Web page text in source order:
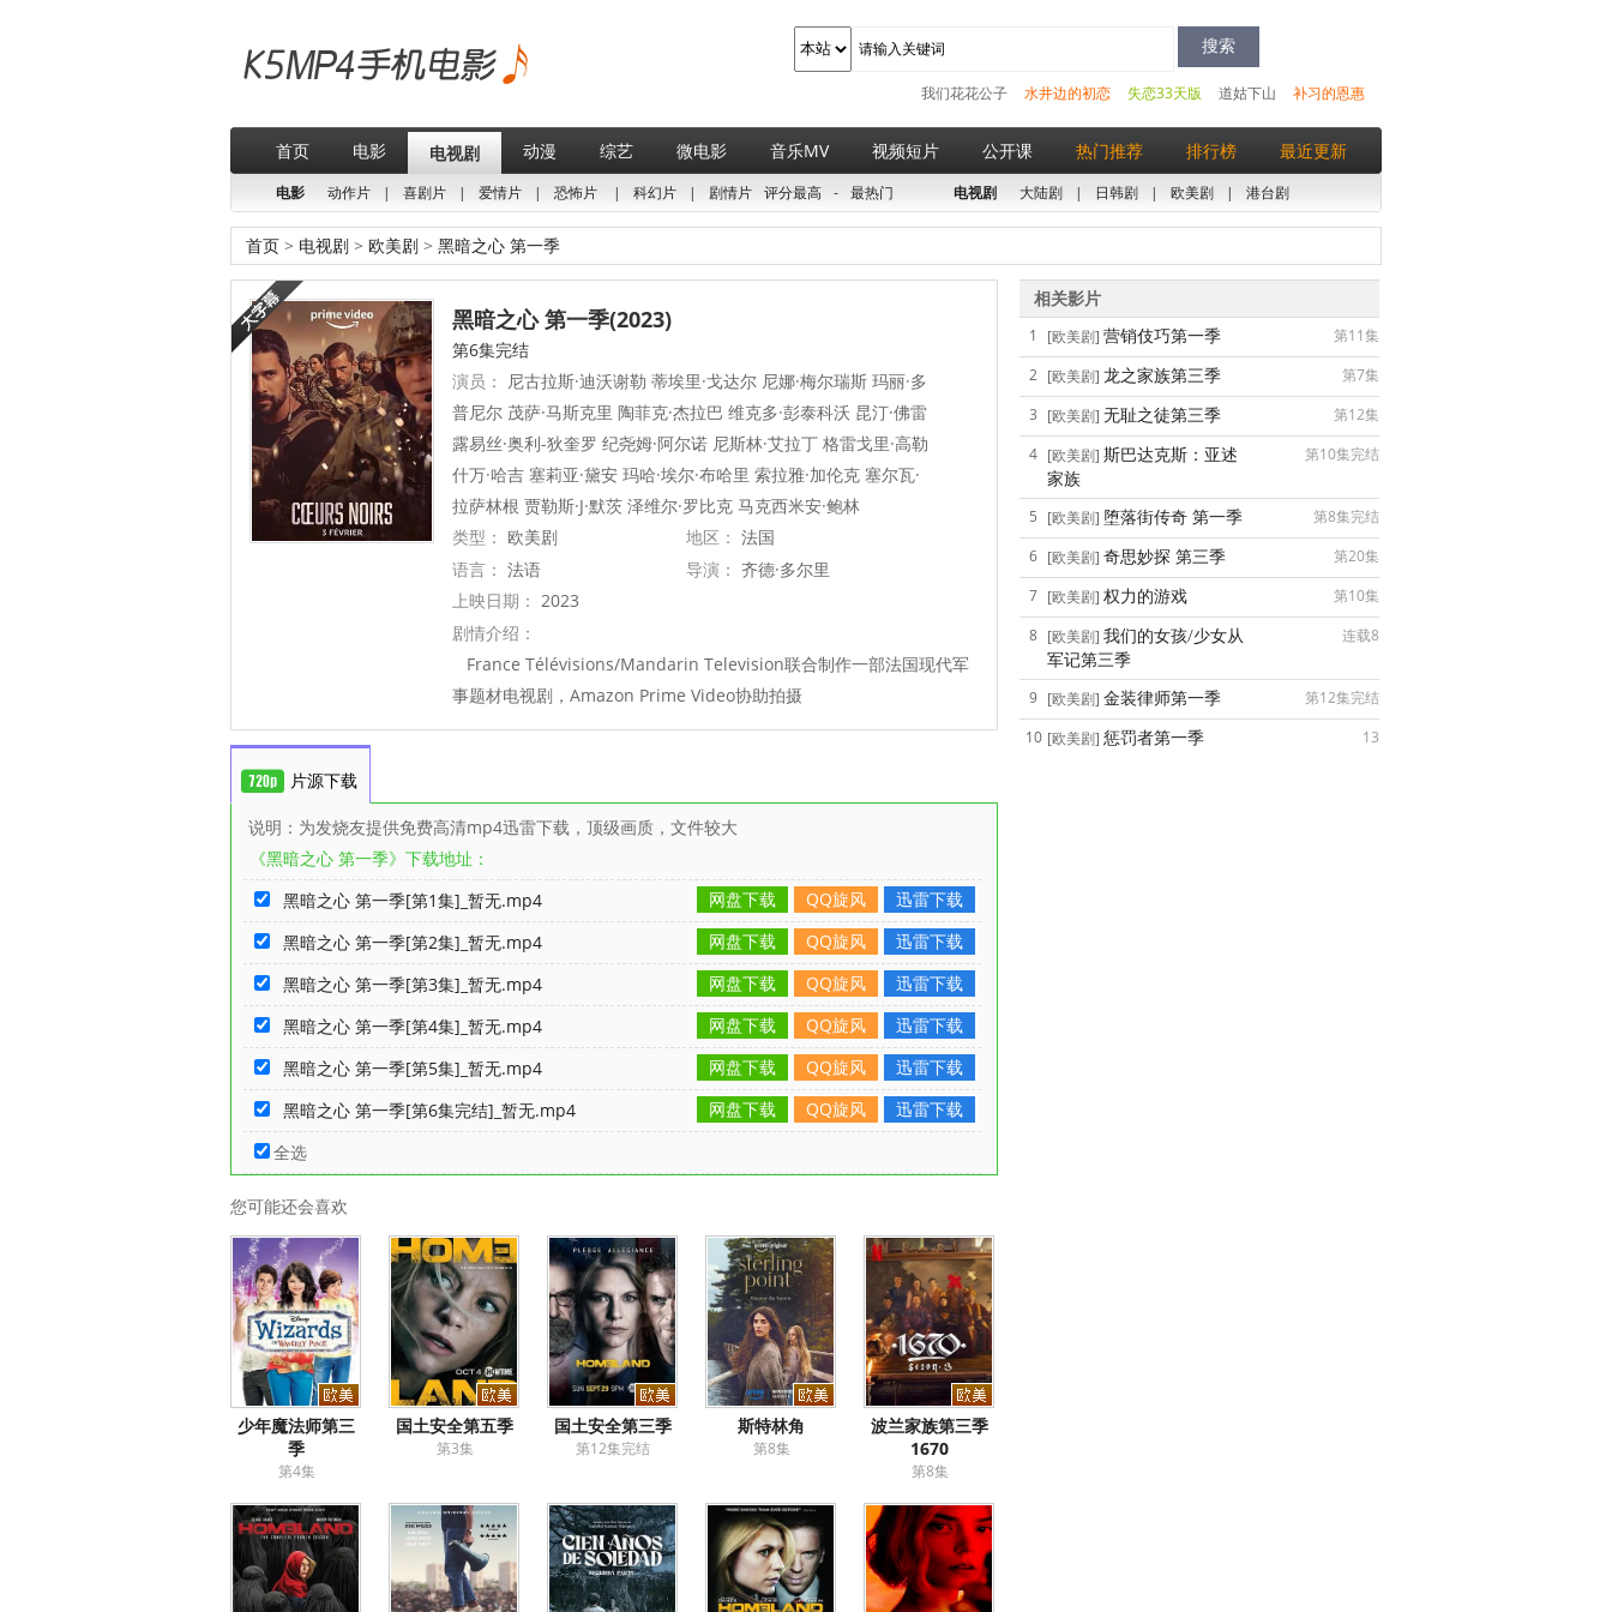
补习的恩惠
道姑下山
失恋33天版
水井边的初恋
我们花花公子
首页 电影 电视剧 动漫 综艺 微电影 音乐MV 视频短片 公开课 热门推荐 排行榜 最近更新
电影 动作片 | 喜剧片 | 爱情片 | 恐怖片 | 科幻片 | 剧情片 评分最高 - 最热门 电视剧 大陆剧 | 日韩剧 | 欧美剧 | 港台剧
首页 > 电视剧 > 欧美剧 > 黑暗之心 第一季
黑暗之心 第一季(2023)
第6集完结
演员： 尼古拉斯·迪沃谢勒 蒂埃里·戈达尔 尼娜·梅尔瑞斯 玛丽·多
普尼尔 茂萨·马斯克里 陶菲克·杰拉巴 维克多·彭泰科沃 昆汀·佛雷
露易丝·奥利-狄奎罗 纪尧姆·阿尔诺 尼斯林·艾拉丁 格雷戈里·高勒
什万·哈吉 塞莉亚·黛安 玛哈·埃尔·布哈里 索拉雅·加伦克 塞尔瓦·
拉萨林根 贾勒斯·J·默茨 泽维尔·罗比克 马克西米安·鲍林
类型： 欧美剧 地区： 法国
语言： 法语 导演： 齐德·多尔里
上映日期： 2023
剧情介绍：
France Télévisions/Mandarin Television联合制作一部法国现代军
事题材电视剧，Amazon Prime Video协助拍摄
片源下载
说明：为发烧友提供免费高清mp4迅雷下载，顶级画质，文件较大
《黑暗之心 第一季》下载地址：
黑暗之心 第一季[第1集]_暂无.mp4
迅雷下载
QQ旋风
网盘下载
黑暗之心 第一季[第2集]_暂无.mp4
迅雷下载
QQ旋风
网盘下载
黑暗之心 第一季[第3集]_暂无.mp4
迅雷下载
QQ旋风
网盘下载
黑暗之心 第一季[第4集]_暂无.mp4
迅雷下载
QQ旋风
网盘下载
黑暗之心 第一季[第5集]_暂无.mp4
迅雷下载
QQ旋风
网盘下载
黑暗之心 第一季[第6集完结]_暂无.mp4
迅雷下载
QQ旋风
网盘下载
全选
您可能还会喜欢
少年魔法师第三
季
第4集
国土安全第五季
第3集
国土安全第三季
第12集完结
斯特林角
第8集
波兰家族第三季
1670
第8集
相关影片
1 [欧美剧] 营销伎巧第一季
第11集
2 [欧美剧] 龙之家族第三季
第7集
3 [欧美剧] 无耻之徒第三季
第12集
4 [欧美剧] 斯巴达克斯：亚述
家族
第10集完结
5 [欧美剧] 堕落街传奇 第一季
第8集完结
6 [欧美剧] 奇思妙探 第三季
第20集
7 [欧美剧] 权力的游戏
第10集
8 [欧美剧] 我们的女孩/少女从
军记第三季
连载8
9 [欧美剧] 金装律师第一季
第12集完结
10 [欧美剧] 惩罚者第一季 13